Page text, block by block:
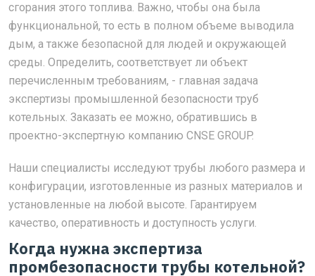
сгорания этого топлива. Важно, чтобы она была
функциональной, то есть в полном объеме выводила
дым, а также безопасной для людей и окружающей
среды. Определить, соответствует ли объект
перечисленным требованиям, - главная задача
экспертизы промышленной безопасности труб
котельных. Заказать ее можно, обратившись в
проектно-экспертную компанию CNSE GROUP.
Наши специалисты исследуют трубы любого размера и
конфигурации, изготовленные из разных материалов и
установленные на любой высоте. Гарантируем
качество, оперативность и доступность услуги.
Когда нужна экспертиза
промбезопасности трубы котельной?